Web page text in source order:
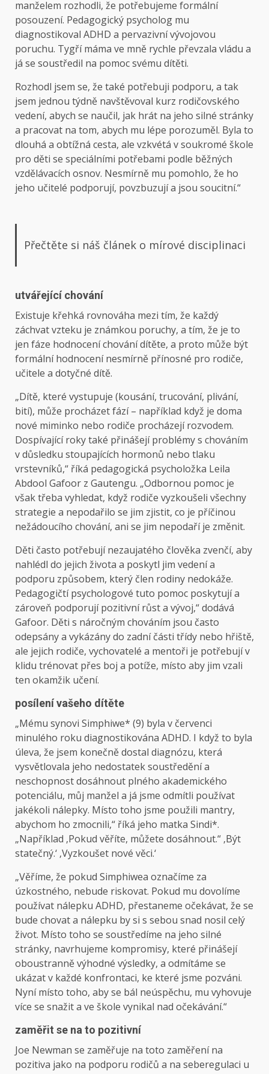
manželem rozhodli, že potřebujeme formální
posouzení. Pedagogický psycholog mu
diagnostikoval ADHD a pervazivní vývojovou
poruchu. Tygří máma ve mně rychle převzala vládu a
já se soustředil na pomoc svému dítěti.
Rozhodl jsem se, že také potřebuji podporu, a tak
jsem jednou týdně navštěvoval kurz rodičovského
vedení, abych se naučil, jak hrát na jeho silné stránky
a pracovat na tom, abych mu lépe porozuměl. Byla to
dlouhá a obtížná cesta, ale vzkvétá v soukromé škole
pro děti se speciálními potřebami podle běžných
vzdělávacích osnov. Nesmírně mu pomohlo, že ho
jeho učitelé podporují, povzbuzují a jsou soucitní.“
Přečtěte si náš článek o mírové disciplinaci
utvářející chování
Existuje křehká rovnováha mezi tím, že každý
záchvat vzteku je známkou poruchy, a tím, že je to
jen fáze hodnocení chování dítěte, a proto může být
formální hodnocení nesmírně přínosné pro rodiče,
učitele a dotyčné dítě.
„Dítě, které vystupuje (kousání, trucování, plivání,
bití), může procházet fází – například když je doma
nové miminko nebo rodiče procházejí rozvodem.
Dospívající roky také přinášejí problémy s chováním
v důsledku stoupajících hormonů nebo tlaku
vrstevníků,“ říká pedagogická psycholožka Leila
Abdool Gafoor z Gautengu. „Odbornou pomoc je
však třeba vyhledat, když rodiče vyzkoušeli všechny
strategie a nepodařilo se jim zjistit, co je příčinou
nežádoucího chování, ani se jim nepodaří je změnit.
Děti často potřebují nezaujatého člověka zvenčí, aby
nahlédl do jejich života a poskytl jim vedení a
podporu způsobem, který člen rodiny nedokáže.
Pedagogičtí psychologové tuto pomoc poskytují a
zároveň podporují pozitivní růst a vývoj,“ dodává
Gafoor. Děti s náročným chováním jsou často
odepsány a vykázány do zadní části třídy nebo hřiště,
ale jejich rodiče, vychovatelé a mentoři je potřebují v
klidu trénovat přes boj a potíže, místo aby jim vzali
ten okamžik učení.
posílení vašeho dítěte
„Mému synovi Simphiwe* (9) byla v červenci
minulého roku diagnostikována ADHD. I když to byla
úleva, že jsem konečně dostal diagnózu, která
vysvětlovala jeho nedostatek soustředění a
neschopnost dosáhnout plného akademického
potenciálu, můj manžel a já jsme odmítli používat
jakékoli nálepky. Místo toho jsme použili mantry,
abychom ho zmocnili,“ říká jeho matka Sindi*.
„Například ‚Pokud věříte, můžete dosáhnout.“ ‚Být
statečný.‘ ‚Vyzkoušet nové věci.‘
„Věříme, že pokud Simphiwea označíme za
úzkostného, ​​nebude riskovat. Pokud mu dovolíme
používat nálepku ADHD, přestaneme očekávat, že se
bude chovat a nálepku by si s sebou snad nosil celý
život. Místo toho se soustředíme na jeho silné
stránky, navrhujeme kompromisy, které přinášejí
oboustranně výhodné výsledky, a odmítáme se
ukázat v každé konfrontaci, ke které jsme pozváni.
Nyní místo toho, aby se bál neúspěchu, mu vyhovuje
více se snažit a ve škole vynikal nad očekávání.“
zaměřit se na to pozitivní
Joe Newman se zaměřuje na toto zaměření na
pozitiva jako na podporu rodičů a na seberegulaci u